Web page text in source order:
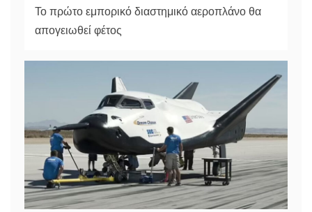
Το πρώτο εμπορικό διαστημικό αεροπλάνο θα
απογειωθεί φέτος